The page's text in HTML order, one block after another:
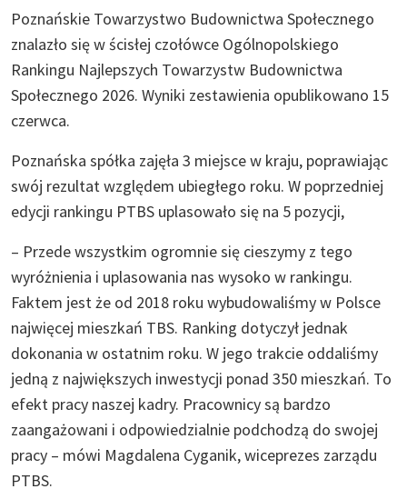
Poznańskie Towarzystwo Budownictwa Społecznego
znalazło się w ścisłej czołówce Ogólnopolskiego
Rankingu Najlepszych Towarzystw Budownictwa
Społecznego 2026. Wyniki zestawienia opublikowano 15
czerwca.
Poznańska spółka zajęła 3 miejsce w kraju, poprawiając
swój rezultat względem ubiegłego roku. W poprzedniej
edycji rankingu PTBS uplasowało się na 5 pozycji,
– Przede wszystkim ogromnie się cieszymy z tego
wyróżnienia i uplasowania nas wysoko w rankingu.
Faktem jest że od 2018 roku wybudowaliśmy w Polsce
najwięcej mieszkań TBS. Ranking dotyczył jednak
dokonania w ostatnim roku. W jego trakcie oddaliśmy
jedną z największych inwestycji ponad 350 mieszkań. To
efekt pracy naszej kadry. Pracownicy są bardzo
zaangażowani i odpowiedzialnie podchodzą do swojej
pracy – mówi Magdalena Cyganik, wiceprezes zarządu
PTBS.